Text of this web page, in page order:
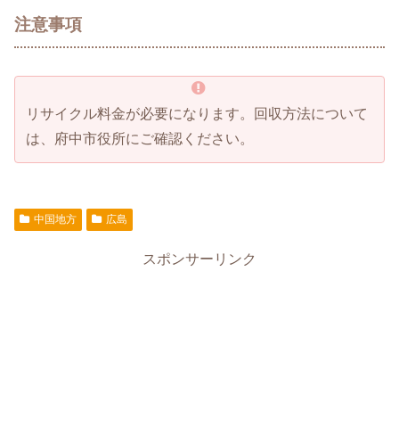
注意事項
リサイクル料金が必要になります。回収方法について
は、府中市役所にご確認ください。
中国地方 広島
スポンサーリンク